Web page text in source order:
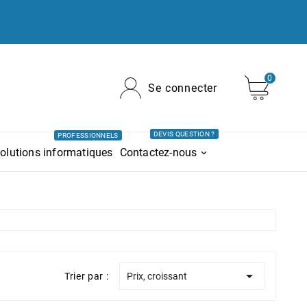
Se connecter
0
informatiques
PROFESSIONNELS
Contactez-nous
DEVIS QUESTION ?
Trier par : Prix, croissant 